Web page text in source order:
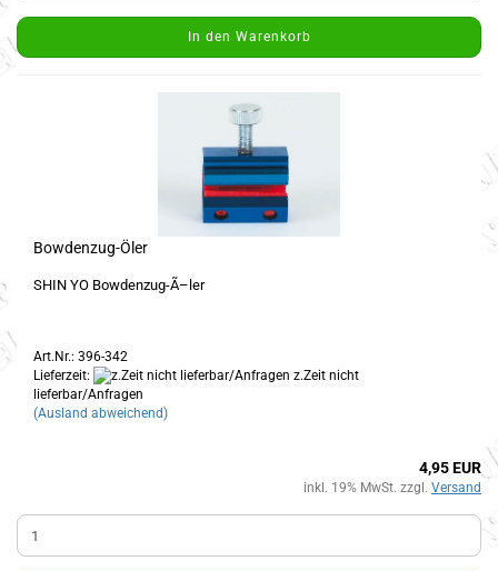
In den Warenkorb
Bowdenzug-Öler
SHIN YO Bowdenzug-Ã–ler
Art.Nr.: 396-342
Lieferzeit:
z.Zeit nicht
lieferbar/Anfragen
(Ausland abweichend)
4,95 EUR
inkl. 19% MwSt. zzgl. Versand